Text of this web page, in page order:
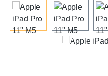
Bildergalerie überspringen